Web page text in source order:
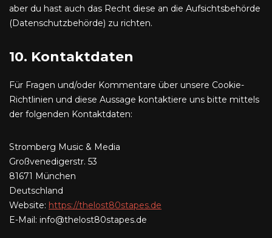
aber du hast auch das Recht diese an die Aufsichtsbehörde
(Datenschutzbehörde) zu richten.
10. Kontaktdaten
Für Fragen und/oder Kommentare über unsere Cookie-
Richtlinien und diese Aussage kontaktiere uns bitte mittels
der folgenden Kontaktdaten:
Stromberg Music & Media
Großvenedigerstr. 53
81671 München
Deutschland
Website: https://thelost80stapes.de
E-Mail: info@thelost80stapes.de